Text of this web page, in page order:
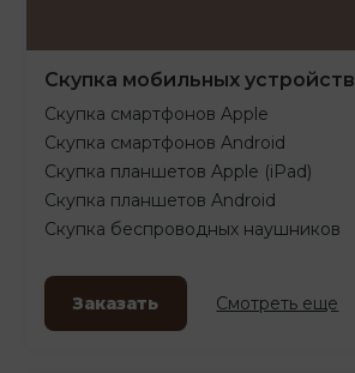
Скупка мобильных устройств
Скупка смартфонов Apple
Скупка смартфонов Android
Скупка планшетов Apple (iPad)
Скупка планшетов Android
Скупка беспроводных наушников
Заказать Смотреть еще